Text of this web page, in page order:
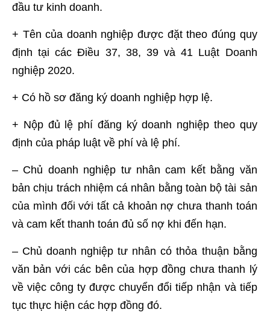
đầu tư kinh doanh.
+ Tên của doanh nghiệp được đặt theo đúng quy
định tại các Điều 37, 38, 39 và 41 Luật Doanh
nghiệp 2020.
+ Có hồ sơ đăng ký doanh nghiệp hợp lệ.
+ Nộp đủ lệ phí đăng ký doanh nghiệp theo quy
định của pháp luật về phí và lệ phí.
– Chủ doanh nghiệp tư nhân cam kết bằng văn
bản chịu trách nhiệm cá nhân bằng toàn bộ tài sản
của mình đối với tất cả khoản nợ chưa thanh toán
và cam kết thanh toán đủ số nợ khi đến hạn.
– Chủ doanh nghiệp tư nhân có thỏa thuận bằng
văn bản với các bên của hợp đồng chưa thanh lý
về việc công ty được chuyển đổi tiếp nhận và tiếp
tục thực hiện các hợp đồng đó.